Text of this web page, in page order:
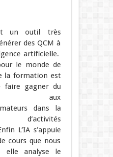
un outil très
des QCM à
artificielle.
le monde de
la formation est
faire gagner du
aux
dans la
d’activités
L’IA s’appuie
cours que nous
elle analyse le